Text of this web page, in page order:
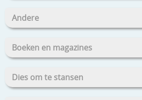
Andere
Boeken en magazines
Dies om te stansen